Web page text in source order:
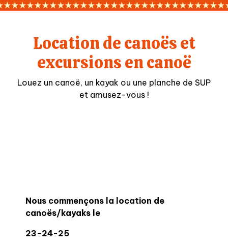
Location de canoës et
excursions en canoë
Louez un canoë, un kayak ou une planche de SUP
et amusez-vous !
Nous commençons la location de
canoës/kayaks le
23-24-25